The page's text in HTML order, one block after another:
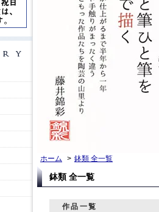
ホーム > 鉢類 全一覧
鉢類 全一覧
作品一覧